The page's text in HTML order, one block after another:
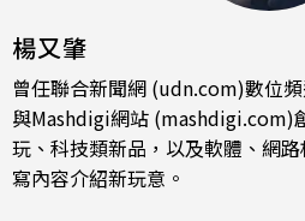
楊又肇
曾任聯合新聞網 (udn.com)數位
與Mashdigi網站 (mashdigi.com)
玩、科技類新品，以及軟體、網
寫內容介紹新玩意。